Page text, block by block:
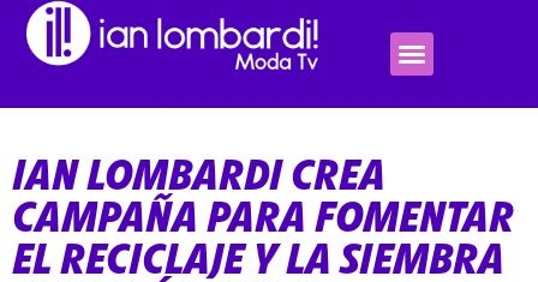
IAN LOMBARDI CREA
CAMPAÑA PARA FOMENTAR
EL RECICLAJE Y LA SIEMBRA